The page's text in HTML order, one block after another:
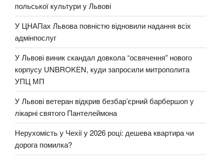
польської культури у Львові
У ЦНАПах Львова повністю відновили надання всіх
адмінпослуг
У Львові виник скандал довкола “освячення” нового
корпусу UNBROKEN, куди запросили митрополита
УПЦ МП
У Львові ветеран відкрив безбар’єрний барбершоп у
лікарні святого Пантелеймона
Нерухомість у Чехії у 2026 році: дешева квартира чи
дорога помилка?